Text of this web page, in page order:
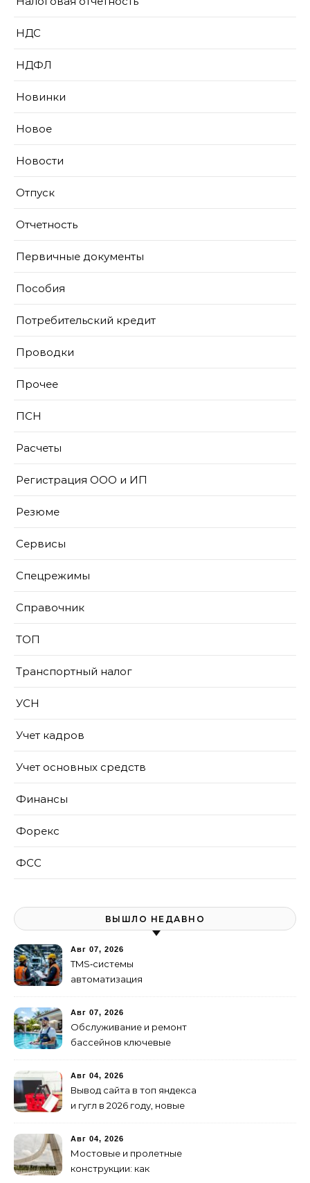
НДС
НДФЛ
Новинки
Новое
Новости
Отпуск
Отчетность
Первичные документы
Пособия
Потребительский кредит
Проводки
Прочее
ПСН
Расчеты
Регистрация ООО и ИП
Резюме
Сервисы
Спецрежимы
Справочник
ТОП
Транспортный налог
УСН
Учет кадров
Учет основных средств
Финансы
Форекс
ФСС
ВЫШЛО НЕДАВНО
Авг 07, 2026
TMS‑системы
автоматизация
Авг 07, 2026
Обслуживание и ремонт
бассейнов ключевые
Авг 04, 2026
Вывод сайта в топ яндекса
и гугл в 2026 году, новые
Авг 04, 2026
Мостовые и пролетные
конструкции: как